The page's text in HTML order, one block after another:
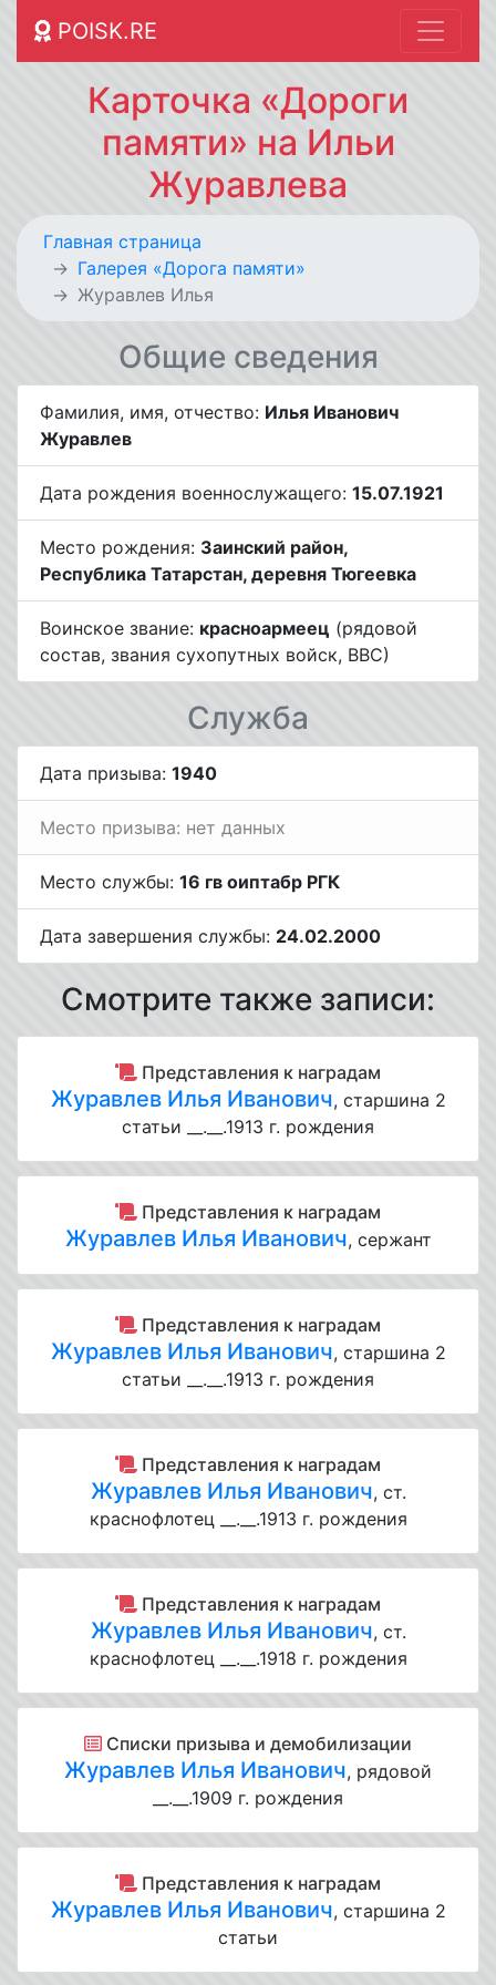
POISK.RE
Карточка «Дороги
памяти» на Ильи
Журавлева
Главная страница
Галерея «Дорога памяти»
Журавлев Илья
Общие сведения
Фамилия, имя, отчество: Илья Иванович
Журавлев
Дата рождения военнослужащего: 15.07.1921
Место рождения: Заинский район,
Республика Татарстан, деревня Тюгеевка
Воинское звание: красноармеец (рядовой
состав, звания сухопутных войск, ВВС)
Служба
Дата призыва: 1940
Место призыва: нет данных
Место службы: 16 гв оиптабр РГК
Дата завершения службы: 24.02.2000
Смотрите также записи:
Представления к наградам
Журавлев Илья Иванович, старшина 2
статьи __.__.1913 г. рождения
Представления к наградам
Журавлев Илья Иванович, сержант
Представления к наградам
Журавлев Илья Иванович, старшина 2
статьи __.__.1913 г. рождения
Представления к наградам
Журавлев Илья Иванович, ст.
краснофлотец __.__.1913 г. рождения
Представления к наградам
Журавлев Илья Иванович, ст.
краснофлотец __.__.1918 г. рождения
Списки призыва и демобилизации
Журавлев Илья Иванович, рядовой
__.__.1909 г. рождения
Представления к наградам
Журавлев Илья Иванович, старшина 2
статьи